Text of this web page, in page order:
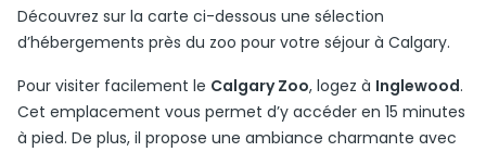
Découvrez sur la carte ci-dessous une sélection
d’hébergements près du zoo pour votre séjour à Calgary.
Pour visiter facilement le Calgary Zoo, logez à Inglewood.
Cet emplacement vous permet d’y accéder en 15 minutes
à pied. De plus, il propose une ambiance charmante avec